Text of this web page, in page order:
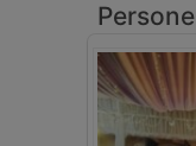
Persone